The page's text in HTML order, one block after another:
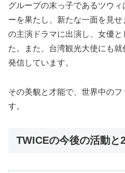
グループの末っ子であるツウィ
ーを果たし、新たな一面を見
の主演ドラマに出演し、女優
た。また、台湾観光大使にも
発信しています。
その美貌と才能で、世界中のフ
す。
TWICEの今後の活動と